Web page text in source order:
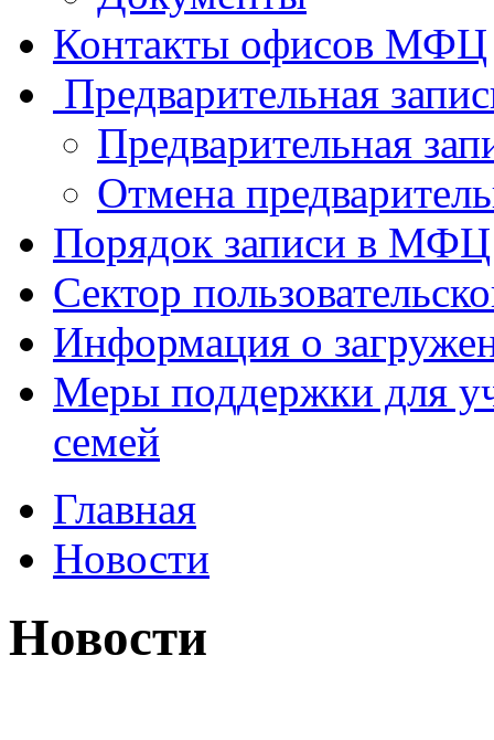
Контакты офисов МФЦ
Предварительная
Предварительная
Отмена
Порядок записи в МФЦ
Сектор
Информация о
Меры поддержки для
семей
Главная
Новости
Новости